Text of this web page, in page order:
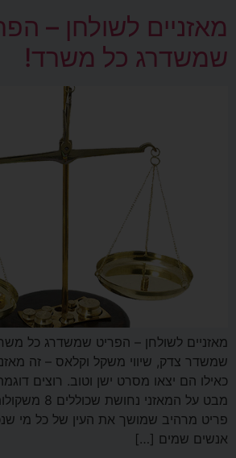
מאזניים לשולחן –
שמשדרג כל משרד!
מאזניים לשולחן – הפריט שמשדרג כל
שמשדר צדק, שיווי משקל וקלאס – זה
כאילו הם יצאו מסרט ישן וטוב. רוצים
מבט על המאזני
פריט מרהיב שמושך את העין של כל מי
אנשים שמים […]